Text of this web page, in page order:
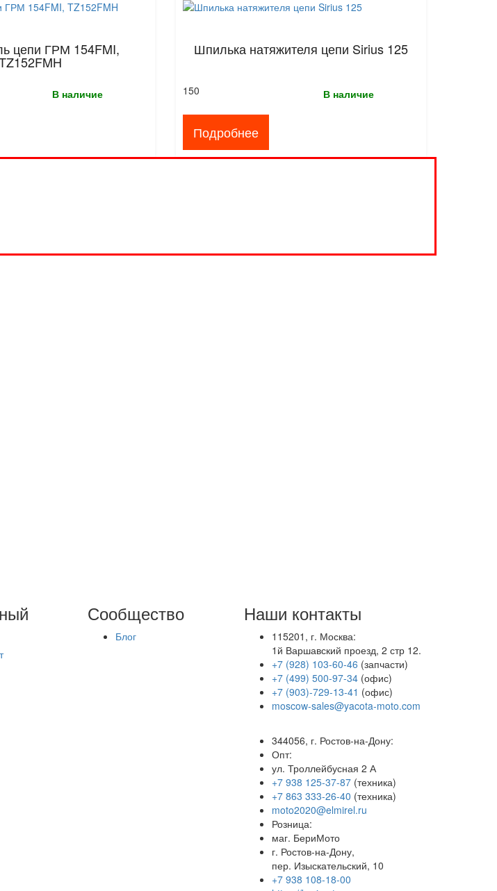
цепи ГРМ 154FMI,
В наличие
Шпилька натяжителя цепи Sirius 125
В наличие
150
Подробнее
Сообщество
Блог
Наши контакты
115201, г. Москва:
1й Варшавский проезд, 2 стр 12.
+7 (928) 103-60-46 (запчасти)
+7 (499) 500-97-34(офис)
+7 (903)-729-13-41 (офис)
moscow-sales@yacota-moto.com
344056, г. Ростов-на-Дону:
Опт:
ул. Троллейбусная 2 А
+7 938 125-37-87(техника)
+7 863 333-26-40 (техника)
moto2020@elmirel.ru
Розница:
маг. БериМото
г. Ростов-на-Дону,
пер. Изыскательский, 10
+7 938 108-18-00